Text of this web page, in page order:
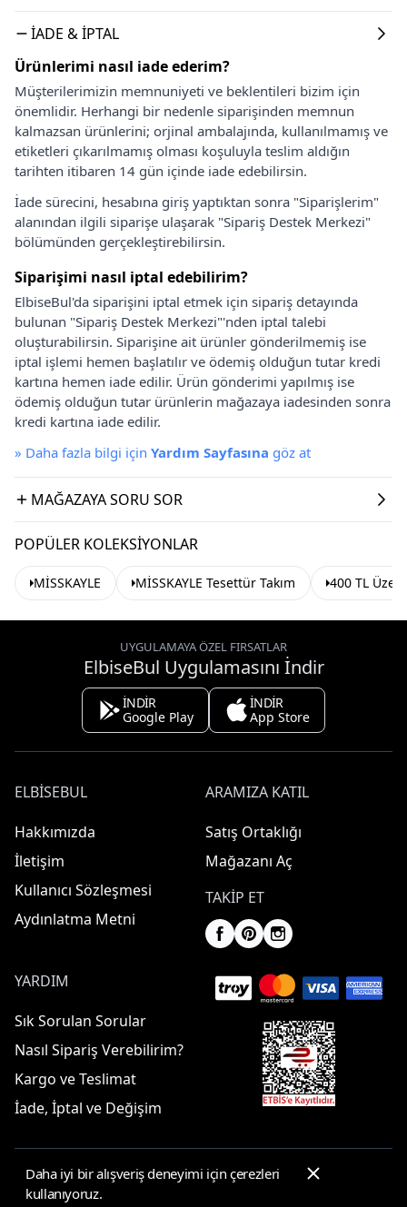
İADE & İPTAL
Ürünlerimi nasıl iade ederim?
Müşterilerimizin memnuniyeti ve beklentileri bizim için
önemlidir. Herhangi bir nedenle siparişinden memnun
kalmazsan ürünlerini; orjinal ambalajında, kullanılmamış ve
etiketleri çıkarılmamış olması koşuluyla teslim aldığın
tarihten itibaren 14 gün içinde iade edebilirsin.
İade sürecini, hesabına giriş yaptıktan sonra "Siparişlerim"
alanından ilgili siparişe ulaşarak "Sipariş Destek Merkezi"
bölümünden gerçekleştirebilirsin.
Siparişimi nasıl iptal edebilirim?
ElbiseBul'da siparişini iptal etmek için sipariş detayında
bulunan "Sipariş Destek Merkezi"'nden iptal talebi
oluşturabilirsin. Siparişine ait ürünler gönderilmemiş ise
iptal işlemi hemen başlatılır ve ödemiş olduğun tutar kredi
kartına hemen iade edilir. Ürün gönderimi yapılmış ise
ödemiş olduğun tutar ürünlerin mağazaya iadesinden sonra
kredi kartına iade edilir.
» Daha fazla bilgi için Yardım Sayfasına göz at
MAĞAZAYA SORU SOR
POPÜLER KOLEKSIYONLAR
MİSSKAYLE MİSSKAYLE Tesettür Takım 400 TL
UYGULAMAYA ÖZEL FIRSATLAR
ElbiseBul Uygulamasını İndir
İNDİR
Google Play
İNDİR
App Store
ELBISEBUL
Hakkımızda
İletişim
Kullanıcı Sözleşmesi
Aydınlatma Metni
ARAMIZA KATIL
Satış Ortaklığı
Mağazanı Aç
TAKIP ET
YARDIM
Sık Sorulan Sorular
Nasıl Sipariş Verebilirim?
Kargo ve Teslimat
İade, İptal ve Değişim
© 2025 ElbiseBul -
Daha iyi bir alışveriş deneyimi için çerezleri
kullanıyoruz.